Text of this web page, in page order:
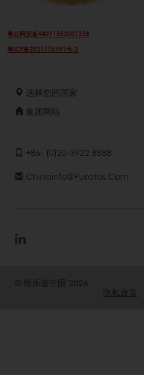
粤公网安备44011502001238
粤ICP备2021175191号-2
选择您的国家
集团网站
+86- (0)20-3922 8888
Chinainfo@puratos.com
© 焙乐道中国 2026
隐私政策